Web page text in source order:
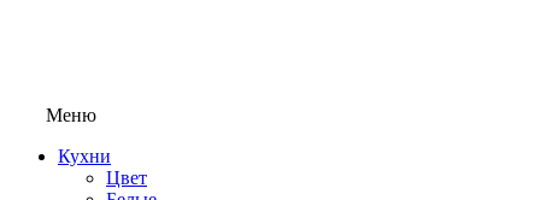
Меню
Кухни
Цвет